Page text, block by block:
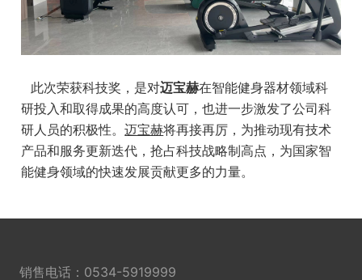
此次荣获科技奖，是对迈宝赫在智能健身器材领域科
研投入和取得成果的高度认可，也进一步激发了公司科
研人员的积极性。迈宝赫将再接再厉，为推动现有技术
产品和服务更新迭代，抢占科技战略制高点，为国家智
能健身领域的快速发展贡献更多的力量。
销售电话： 0534-5919999